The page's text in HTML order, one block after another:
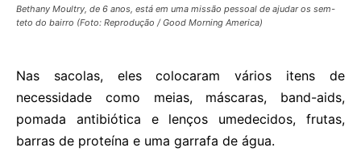
Bethany Moultry, de 6 anos, está em uma missão pessoal de ajudar os sem-
teto do bairro (Foto: Reprodução / Good Morning America)
Nas sacolas, eles colocaram vários itens de
necessidade como meias, máscaras, band-aids,
pomada antibiótica e lenços umedecidos, frutas,
barras de proteína e uma garrafa de água.